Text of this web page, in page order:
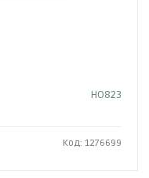
HO823
Код: 1276699